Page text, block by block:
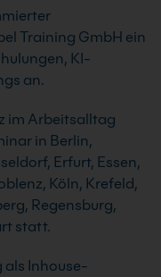
Training GmbH ein
KI-
an.
im Arbeitsalltag
in Berlin,
Erfurt, Essen,
Köln, Krefeld,
Regensburg,
statt.
Inhouse-